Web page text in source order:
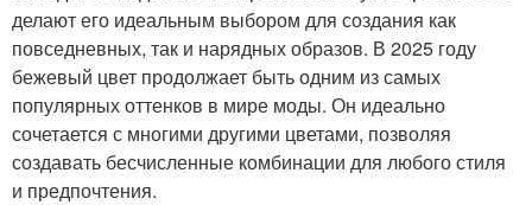
делают его идеальным выбором для создания как
повседневных, так и нарядных образов. В 2025 году
бежевый цвет продолжает быть одним из самых
популярных оттенков в мире моды. Он идеально
сочетается с многими другими цветами, позволяя
создавать бесчисленные комбинации для любого стиля
и предпочтения.